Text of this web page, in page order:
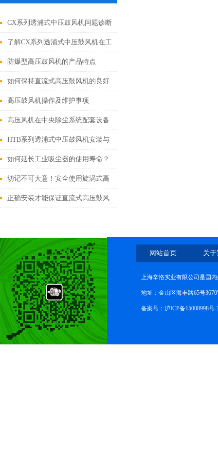
CX系列透浦式中压鼓风机问题诊断
与自行解决方案
了解CX系列透浦式中压鼓风机在工
业应用中的重要作用
防爆型高压鼓风机的产品特点
如何保持直流式高压鼓风机的良好
工作状态？
高压鼓风机操作及维护事项
高压风机在中央除尘系统配套设备
中的作用
HTB系列透浦式中压鼓风机安装与
调试全流程详解
如何延长工业吸尘器的使用寿命？
切记不可大意！安全使用旋涡式高
压鼓风机
正确安装才能保证直流式高压鼓风
网站首页 关
上海辛恪实业有限公司是国
地址：金山区海丰路65号
备案号： 沪ICP备15008998号-